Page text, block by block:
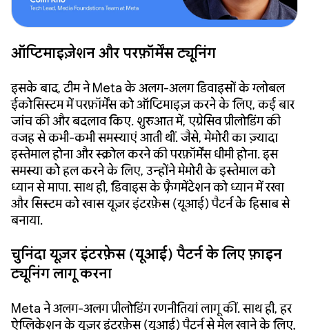
ऑप्टिमाइज़ेशन और परफ़ॉर्मेंस ट्यूनिंग
इसके बाद, टीम ने Meta के अलग-अलग डिवाइसों के ग्लोबल
ईकोसिस्टम में परफ़ॉर्मेंस को ऑप्टिमाइज़ करने के लिए, कई बार
जांच की और बदलाव किए. शुरुआत में, एग्रेसिव प्रीलोडिंग की
वजह से कभी-कभी समस्याएं आती थीं. जैसे, मेमोरी का ज़्यादा
इस्तेमाल होना और स्क्रोल करने की परफ़ॉर्मेंस धीमी होना. इस
समस्या को हल करने के लिए, उन्होंने मेमोरी के इस्तेमाल को
ध्यान से मापा. साथ ही, डिवाइस के फ़्रैगमेंटेशन को ध्यान में रखा
और सिस्टम को खास यूज़र इंटरफ़ेस (यूआई) पैटर्न के हिसाब से
बनाया.
चुनिंदा यूज़र इंटरफ़ेस (यूआई) पैटर्न के लिए फ़ाइन
ट्यूनिंग लागू करना
Meta ने अलग-अलग प्रीलोडिंग रणनीतियां लागू कीं. साथ ही, हर
ऐप्लिकेशन के यूज़र इंटरफ़ेस (यूआई) पैटर्न से मेल खाने के लिए,